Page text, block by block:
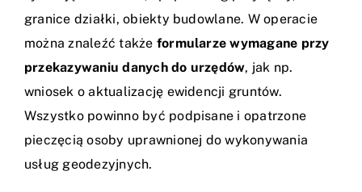
granice działki, obiekty budowlane. W operacie
można znaleźć także formularze wymagane przy
przekazywaniu danych do urzędów, jak np.
wniosek o aktualizację ewidencji gruntów.
Wszystko powinno być podpisane i opatrzone
pieczęcią osoby uprawnionej do wykonywania
usług geodezyjnych.